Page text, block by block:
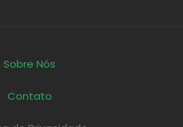
Sobre Nós
Contato